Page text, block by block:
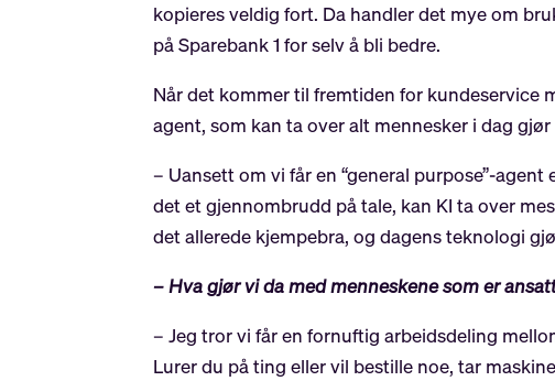
kopieres veldig fort. Da handler det mye om
på Sparebank 1 for selv å bli bedre.
Når det kommer til fremtiden for kundeservice
agent, som kan ta over alt mennesker i dag
– Uansett om vi får en “general purpose”-
det et gjennombrudd på tale, kan KI ta over
det allerede kjempebra, og dagens teknologi
– Hva gjør vi da med menneskene som er
– Jeg tror vi får en fornuftig arbeidsdeling
Lurer du på ting eller vil bestille noe, tar